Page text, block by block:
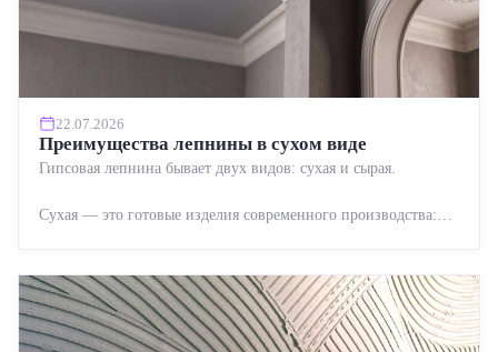
22.07.2026
Преимущества лепнины в сухом виде
Гипсовая лепнина бывает двух видов: сухая и сырая.
Сухая — это готовые изделия современного производства: